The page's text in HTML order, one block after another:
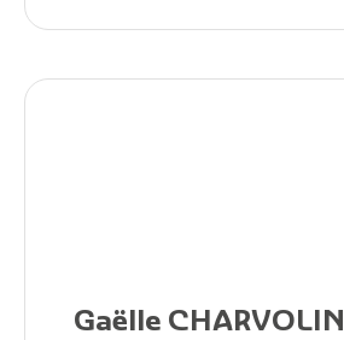
Gaëlle CHARVOLIN